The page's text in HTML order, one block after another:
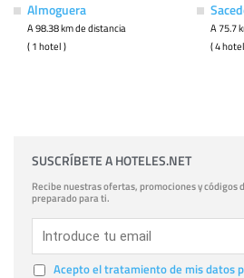
Almoguera
A 98.38 km de distancia
( 1 hotel )
A 75.7
( 4
SUSCRÍBETE A HOTELES.NET
Recibe nuestras ofertas, promociones y códigos
preparado para ti.
Acepto el tratamiento de mis datos